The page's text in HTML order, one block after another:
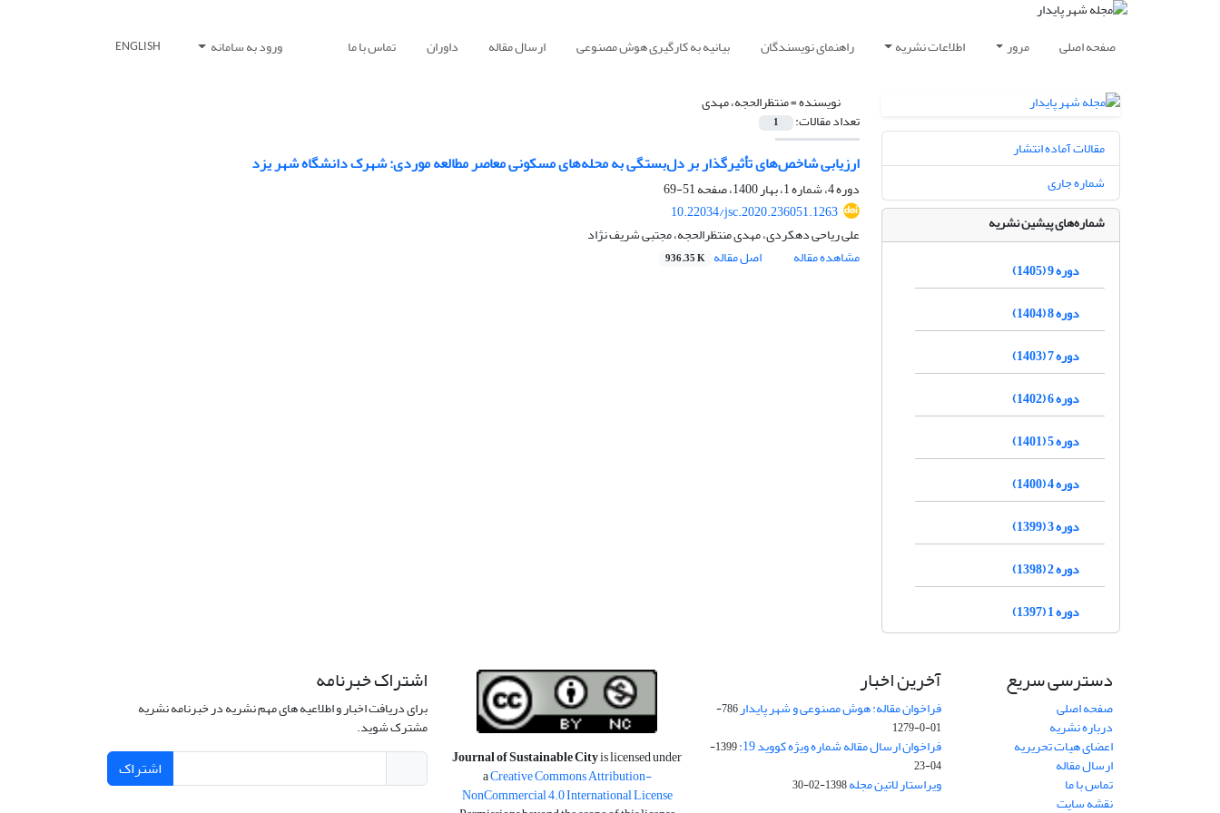
صفحه اصلی مرور اطلاعات نشریه راهنمای نویسندگان بیانیه به کارگیری هوش مصنوعی ارسال مقاله داوران تماس با ما ورود به سامانه ENGLISH
نویسنده =منتظرالحجه، مهدی
تعداد مقالات: 1
ارزیابی شاخص‌های تأثیرگذار بر دل‌بستگی به محله‌های مسکونی معاصر مطالعه موردی: شهرک دانشگاه شهر یزد
دوره 4، شماره 1، بهار 1400، صفحه
51-69
10.22034/jsc.2020.236051.1263
علی ریاحی دهکردی، مهدی منتظرالحجه، مجتبی شریف نژاد
مشاهده مقاله
اصل مقاله 936.35 K
مقالات آماده انتشار
شماره جاری
شماره‌های پیشین نشریه
دوره 9 (1405)
دوره 8 (1404)
دوره 7 (1403)
دوره 6 (1402)
دوره 5 (1401)
دوره 4 (1400)
دوره 3 (1399)
دوره 2 (1398)
دوره 1 (1397)
دسترسی سریع
صفحه اصلی
درباره نشریه
اعضای هیات تحریریه
ارسال مقاله
تماس با ما
نقشه سایت
آخرین اخبار
فراخوان مقاله: هوش مصنوعی و شهر پایدار
786-
01-0-1279
فراخوان ارسال مقاله شماره ویژه کووید 19:
1399-
04-23
ویراستار لاتین مجله1398-02-30
Journal of Sustainable Cityis licensed under
aCreative Commons Attribution-
NonCommercial 4.0 International License
اشتراک خبرنامه
برای دریافت اخبار و اطلاعیه های مهم نشریه در خبرنامه نشریه
مشترک شوید.
اشتراک